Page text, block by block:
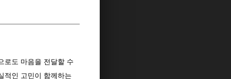
로도 마음을 전달할 수
적인 고민이 함께하는